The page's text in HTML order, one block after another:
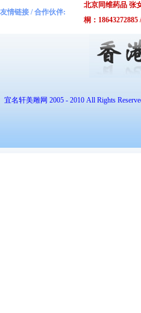
友情链接 / 合作伙伴:
北京同维药品 张
桐：
宜名轩美雕网 2005 - 2010 All Rights